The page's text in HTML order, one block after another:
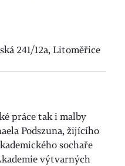
241/12a,Litoměřice
práce tak i malby
Podszuna, žijícího
sochaře
výtvarných